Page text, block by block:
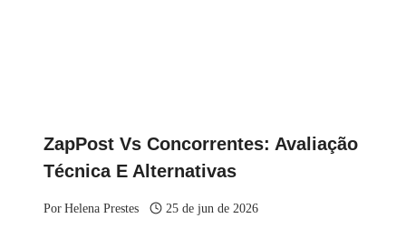
ZapPost Vs Concorrentes: Avaliação
Técnica E Alternativas
PorHelena Prestes 25 de jun de 2026